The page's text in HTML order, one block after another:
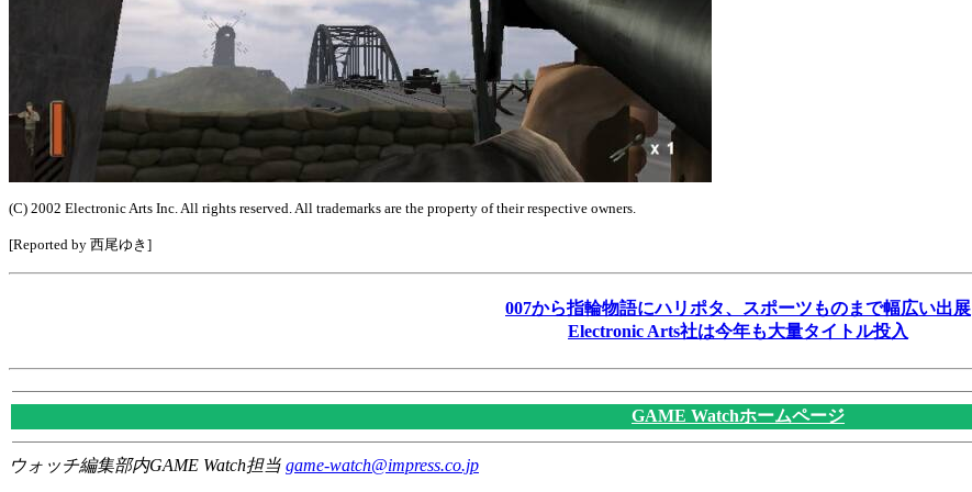
(C) 2002 Electronic Arts Inc. All rights reserved. All trademarks are the property of their respective owners.
[Reported by 西尾ゆき]
007から指輪物語にハリポタ、スポーツものまで幅広い出展
Electronic Arts社は今年も大量タイトル投入
GAME Watchホームページ
ウォッチ編集部内GAME Watch担当 game-watch@impress.co.jp